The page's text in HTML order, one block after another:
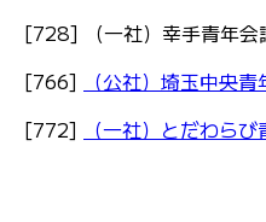
[728] （一社）幸手青年会
[766]
（公社）埼玉中央
[772]
（一社）とだわら